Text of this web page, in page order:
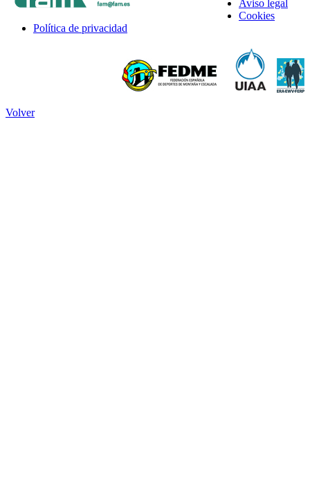
Aviso legal
Cookies
Política de privacidad
Volver